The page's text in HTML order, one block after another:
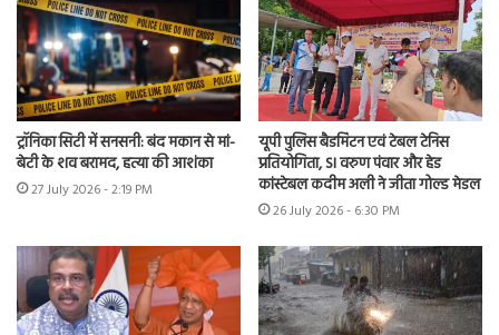
ट्रॉनिका सिटी में सनसनी: बंद मकान से मां-
बेटी के शव बरामद, हत्या की आशंका
27 July 2026 - 2:19 PM
यूपी पुलिस बैडमिंटन एवं टेबल टेनिस
प्रतियोगिता, SI वरुण पंवार और हेड
कांस्टेबल कदीम अली ने जीता गोल्ड मेडल
26 July 2026 - 6:30 PM